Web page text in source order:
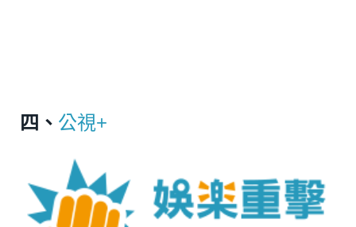
四、 公視+